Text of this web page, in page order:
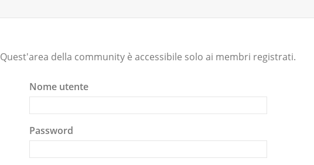
Quest'area della community è accessibile solo ai membri registrati.
Nome utente
Password